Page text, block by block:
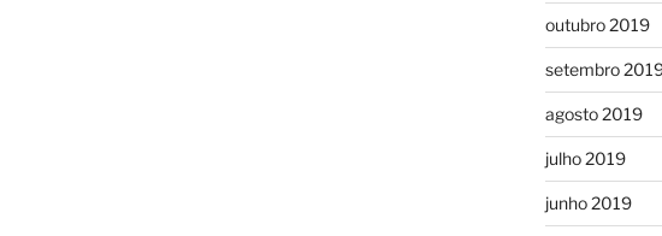
outubro 2019
setembro
agosto 2019
julho 2019
junho 2019